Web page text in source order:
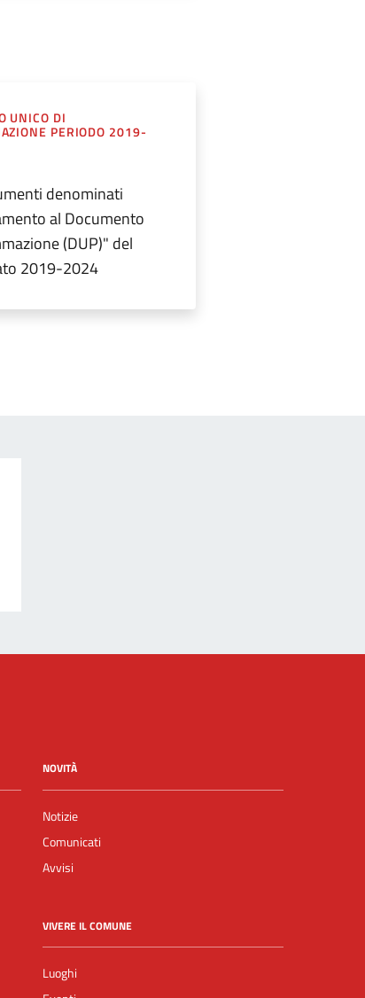
UNICO DI
PERIODO 2019-
denominati
al Documento
(DUP)" del
2019-2024
NOVITÀ
Notizie
Comunicati
Avvisi
VIVERE IL COMUNE
Luoghi